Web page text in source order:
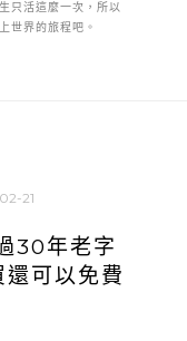
只活這麼一次，所以
世界的旅程吧。
21
30年老字
可以免費